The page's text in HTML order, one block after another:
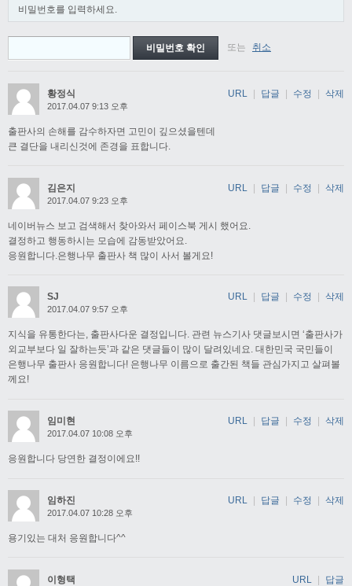
비밀번호를 입력하세요.
또는 취소
황정식
2017.04.07 9:13 오후
출판사의 손해를 감수하자면 고민이 깊으셨을텐데
큰 결단을 내리신것에 존경을 표합니다.
URL | 답글 | 수정 | 삭제
김은지
2017.04.07 9:23 오후
네이버뉴스 보고 검색해서 찾아와서 페이스북 게시 했어요.
결정하고 행동하시는 모습에 감동받았어요.
응원합니다.은행나무 출판사 책 많이 사서 볼게요!
URL | 답글 | 수정 | 삭제
SJ
2017.04.07 9:57 오후
지식을 유통한다는, 출판사다운 결정입니다. 관련 뉴스기사 댓글보시면 ‘출판사가
외교부보다 일 잘하는듯’과 같은 댓글들이 많이 달려있네요. 대한민국 국민들이
은행나무 출판사 응원합니다! 은행나무 이름으로 출간된 책들 관심가지고 살펴볼
께요!
URL 답글 수정 삭제
임미현
2017.04.07 10:08 오후
응원합니다 당연한 결정이에요!!
URL 답글 수정 삭제
임하진
2017.04.07 10:28 오후
용기있는 대처 응원합니다^^
URL 답글 수정 삭제
이형택 URL | 답글